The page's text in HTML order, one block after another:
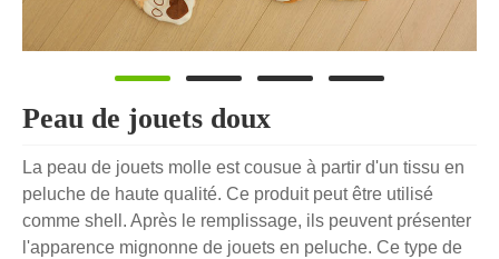
Peau de jouets doux
La peau de jouets molle est cousue à partir d'un tissu en
peluche de haute qualité. Ce produit peut être utilisé
comme shell. Après le remplissage, ils peuvent présenter
l'apparence mignonne de jouets en peluche. Ce type de